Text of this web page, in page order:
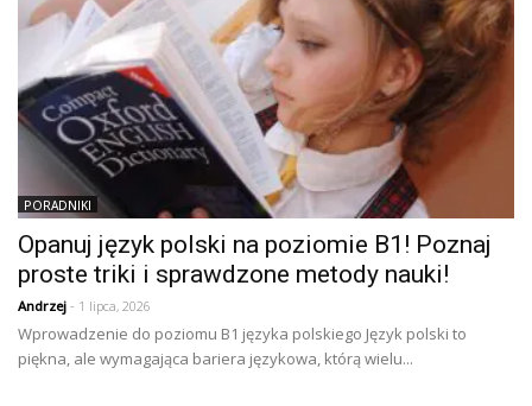
PORADNIKI
Opanuj język polski na poziomie B1! Poznaj
proste triki i sprawdzone metody nauki!
Andrzej - 1 lipca, 2026
Wprowadzenie do poziomu B1 języka polskiego Język polski to
piękna, ale wymagająca bariera językowa, którą wielu...